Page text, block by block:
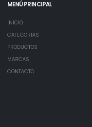
MENÚ PRINCIPAL
INICIO
CATEGORÍAS
PRODUCTOS
MARCAS
CONTACTO